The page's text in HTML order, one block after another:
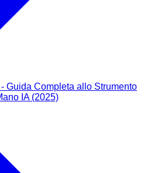
Guida Completa allo Strumento
IA (2025)